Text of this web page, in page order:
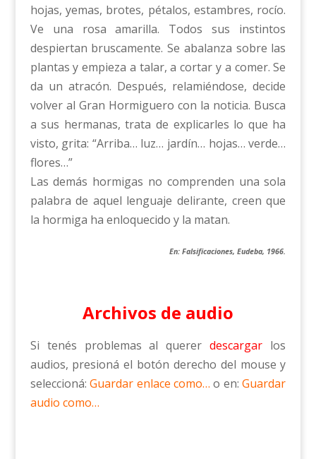
hojas, yemas, brotes, pétalos, estambres, rocío.
Ve una rosa amarilla. Todos sus instintos
despiertan bruscamente. Se abalanza sobre las
plantas y empieza a talar, a cortar y a comer. Se
da un atracón. Después, relamiéndose, decide
volver al Gran Hormiguero con la noticia. Busca
a sus hermanas, trata de explicarles lo que ha
visto, grita: “Arriba… luz… jardín… hojas… verde…
flores…”
Las demás hormigas no comprenden una sola
palabra de aquel lenguaje delirante, creen que
la hormiga ha enloquecido y la matan.
En: Falsificaciones, Eudeba, 1966.
Archivos de audio
Si tenés problemas al quererdescargar los
audios, presioná el botón derecho del mouse y
seleccioná:Guardar enlace como… o en:Guardar
audio como…